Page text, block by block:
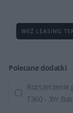
WEŹ LEASING
Polecane dodatki
Rozszerzenie
T360 - 3Yr